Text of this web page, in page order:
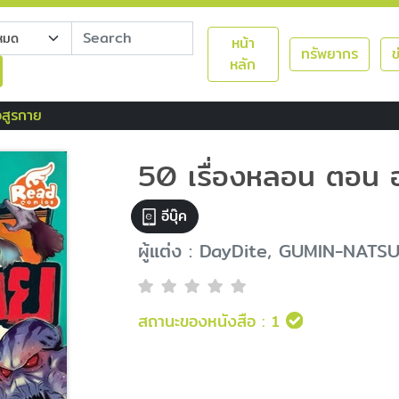
หน้า
หลัก
ทรัพยากร
รกาย
50 เรื่องหลอน ตอน
อีบุ๊ค
ผู้แต่ง : DayDite, GUMIN-
สถานะของหนังสือ : 1